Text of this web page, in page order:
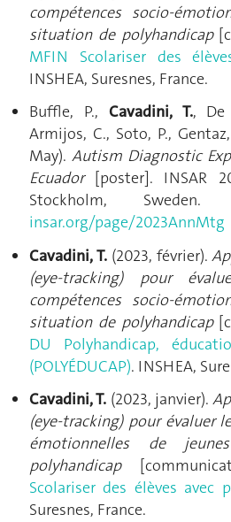
compétences socio-
situation de polyhandicap
MFIN Scolariser des
INSHEA, Suresnes, France.
Bufﬂe, P., Cavadini, T., De
Armijos, C., Soto, P.,
May). Autism Diagnostic
Ecuador[poster]. INSAR
Stockholm, Sweden.
insar.org/page/2023AnnMtg
Cavadini, T.(2023, février).
(eye-tracking) pour
compétences socio-
situation de polyhandicap
DU Polyhandicap,
(POLYÉDUCAP). INSHEA,
Cavadini, T. (2023, janvier).
(eye-tracking) pour évaluer
émotionnelles de
polyhandicap
Scolariser des élèves avec
Suresnes, France.